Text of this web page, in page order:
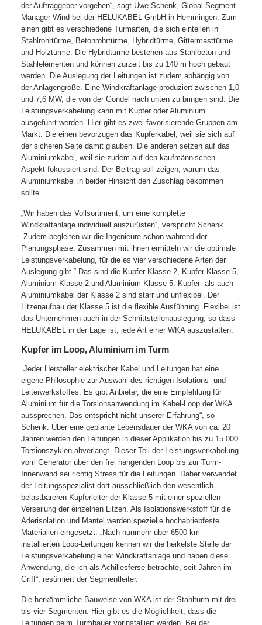
der Auftraggeber vorgeben“, sagt Uwe Schenk, Global Segment
Manager Wind bei der HELUKABEL GmbH in Hemmingen. Zum
einen gibt es verschiedene Turmarten, die sich einteilen in
Stahlrohrtürme, Betonrohrtürme, Hybridtürme, Gittermasttürme
und Holztürme. Die Hybridtürme bestehen aus Stahlbeton und
Stahlelementen und können zurzeit bis zu 140 m hoch gebaut
werden. Die Auslegung der Leitungen ist zudem abhängig von
der Anlagengröße. Eine Windkraftanlage produziert zwischen 1,0
und 7,6 MW, die von der Gondel nach unten zu bringen sind. Die
Leistungsverkabelung kann mit Kupfer oder Aluminium
ausgeführt werden. Hier gibt es zwei favorisierende Gruppen am
Markt: Die einen bevorzugen das Kupferkabel, weil sie sich auf
der sicheren Seite damit glauben. Die anderen setzen auf das
Aluminiumkabel, weil sie zudem auf den kaufmännischen
Aspekt fokussiert sind. Der Beitrag soll zeigen, warum das
Aluminiumkabel in beider Hinsicht den Zuschlag bekommen
sollte.
„Wir haben das Vollsortiment, um eine komplette
Windkraftanlage individuell auszurüsten“, verspricht Schenk.
„Zudem begleiten wir die Ingenieure schon während der
Planungsphase. Zusammen mit ihnen ermitteln wir die optimale
Leistungsverkabelung, für die es vier verschiedene Arten der
Auslegung gibt.“ Das sind die Kupfer-Klasse 2, Kupfer-Klasse 5,
Aluminium-Klasse 2 und Aluminium-Klasse 5. Kupfer- als auch
Aluminiumkabel der Klasse 2 sind starr und unflexibel. Der
Litzenaufbau der Klasse 5 ist die flexible Ausführung. Flexibel ist
das Unternehmen auch in der Schnittstellenauslegung, so dass
HELUKABEL in der Lage ist, jede Art einer WKA auszustatten.
Kupfer im Loop, Aluminium im Turm
„Jeder Hersteller elektrischer Kabel und Leitungen hat eine
eigene Philosophie zur Auswahl des richtigen Isolations- und
Leiterwerkstoffes. Es gibt Anbieter, die eine Empfehlung für
Aluminium für die Torsionsanwendung im Kabel-Loop der WKA
aussprechen. Das entspricht nicht unserer Erfahrung“, so
Schenk. Über eine geplante Lebensdauer der WKA von ca. 20
Jahren werden den Leitungen in dieser Applikation bis zu 15.000
Torsionszyklen abverlangt. Dieser Teil der Leistungsverkabelung
vom Generator über den frei hängenden Loop bis zur Turm-
Innenwand sei richtig Stress für die Leitungen. Daher verwendet
der Leitungsspezialist dort ausschließlich den wesentlich
belastbareren Kupferleiter der Klasse 5 mit einer speziellen
Verseilung der einzelnen Litzen. Als Isolationswerkstoff für die
Aderisolation und Mantel werden spezielle hochabriebfeste
Materialien eingesetzt. „Nach nunmehr über 6500 km
installierten Loop-Leitungen kennen wir die heikelste Stelle der
Leistungsverkabelung einer Windkraftanlage und haben diese
Anwendung, die ich als Achillesferse betrachte, seit Jahren im
Griff“, resümiert der Segmentleiter.
Die herkömmliche Bauweise von WKA ist der Stahlturm mit drei
bis vier Segmenten. Hier gibt es die Möglichkeit, dass die
Leitungen beim Turmbauer vorinstalliert werden. Bei der